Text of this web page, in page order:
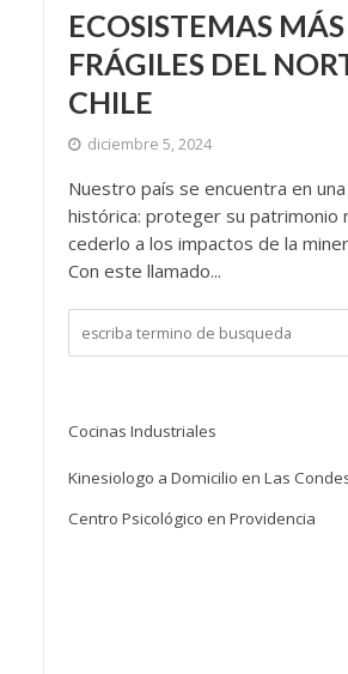
ECOSISTEMAS MÁS
FRÁGILES DEL
CHILE
diciembre 5, 2024
Nuestro país se encuentra en
histórica: proteger su patrimonio
cederlo a los impactos de la
Con este llamado...
Cocinas Industriales
Kinesiologo a Domicilio en Las
Centro Psicológico en Providencia